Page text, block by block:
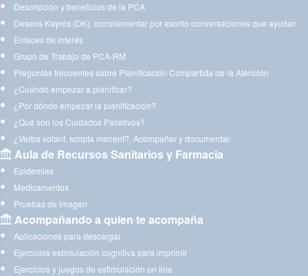
Descripción y beneficios de la PCA
Deseos Kayrós (DK): complementar por escrito conversaciones que ayudan
Enlaces de interés
Grupo de Trabajo de PCA-RM
Preguntas frecuentes sobre Planificación Compartida de la Atención
¿Cuándo empezar a planificar?
¿Por dónde empezar la planificación?
¿Qué son los Cuidados Paliativos?
¿Verba volant, scripta manent?. Acompañar y documentar.
Aula de Recursos Sanitarios y Farmacia
Epidemias
Medicamentos
Pruebas de imagen
Acompañando a quien te acompaña
Aplicaciones para descargar
Ejercicios estimulación cognitiva para imprimir
Ejercicios y juegos de estimulación on line